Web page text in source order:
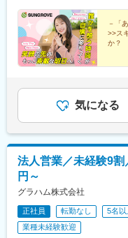
囲
－「
>>ス
か？
★残
★20
気になる
法人営業／未経験9
円～
グラハム株式会社
正社員 転勤なし 5名以
業種未経験歓迎